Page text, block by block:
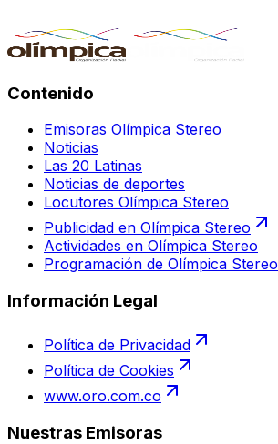
Contenido
Emisoras Olímpica Stereo
Noticias
Las 20 Latinas
Noticias de deportes
Locutores Olímpica Stereo
Publicidad en Olímpica Stereo
Actividades en Olímpica Stereo
Programación de Olímpica Stereo
Información Legal
Política de Privacidad
Política de Cookies
www.oro.com.co
Nuestras Emisoras